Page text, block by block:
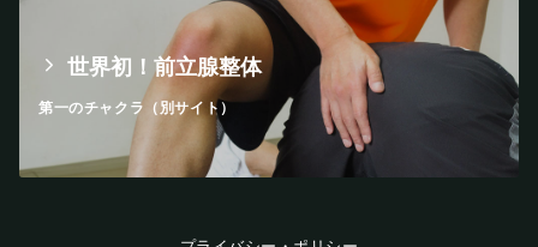
世界初！前立腺整体
第一のチャクラ（別サイト）